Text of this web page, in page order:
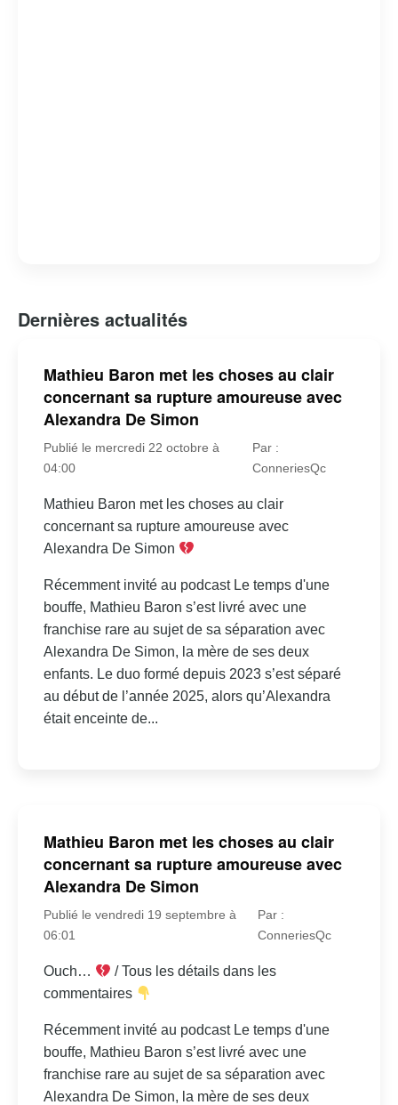
Dernières actualités
Mathieu Baron met les choses au clair
concernant sa rupture amoureuse avec
Alexandra De Simon
Publié le mercredi 22 octobre à
04:00
Par :
ConneriesQc
Mathieu Baron met les choses au clair
concernant sa rupture amoureuse avec
Alexandra De Simon
Récemment invité au podcast Le temps d'une
bouffe, Mathieu Baron s’est livré avec une
franchise rare au sujet de sa séparation avec
Alexandra De Simon, la mère de ses deux
enfants. Le duo formé depuis 2023 s’est séparé
au début de l’année 2025, alors qu’Alexandra
était enceinte de...
Mathieu Baron met les choses au clair
concernant sa rupture amoureuse avec
Alexandra De Simon
Publié le vendredi 19 septembre à
06:01
Par :
ConneriesQc
Ouch…
/ Tous les détails dans les
commentaires
Récemment invité au podcast Le temps d'une
bouffe, Mathieu Baron s’est livré avec une
franchise rare au sujet de sa séparation avec
Alexandra De Simon, la mère de ses deux